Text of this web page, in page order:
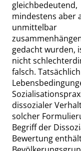
gleichbedeutend,
mindestens aber
unmittelbar
gedacht wurden,
nicht
falsch.
dissozialer
solcher
Begriffder
Bewertung